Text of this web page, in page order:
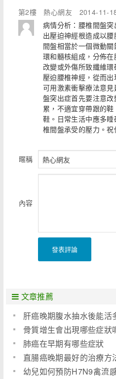
第2樓
熱心網友
2014-11-
病情分析：腰椎間盤
出壓迫神經根造成以
間盤相當於一個微動
環和髓核組成，分佈
改變或外傷所致纖維
壓迫腰椎神經，從而
可用激素衝擊療法意
盤突出症首先要注意
累，不適宜穿帶跟的
鞋。日常生活中應多
椎間盤承受的壓力。祝
暱稱
內容
發表評論
文章推薦
肝癌晚期腹水抽水後能活
骨質增生會出現哪些症狀
肺癌在早期有哪些症狀
直腸癌晚期最好的治療方
幼兒如何預防H7N9禽流